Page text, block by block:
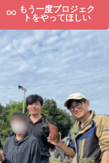
もう一度プロジェク
トをやってほしい